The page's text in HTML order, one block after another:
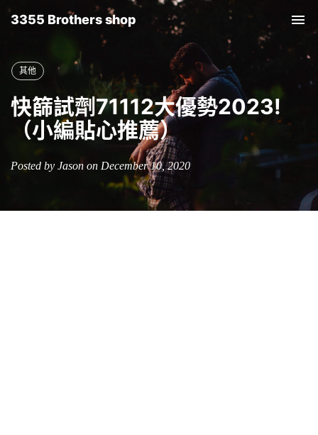
3355 Brothers shop
其他
快篩試劑71112大優勢2023!
（小編貼心推薦）
Posted by Jason on December 10, 2020